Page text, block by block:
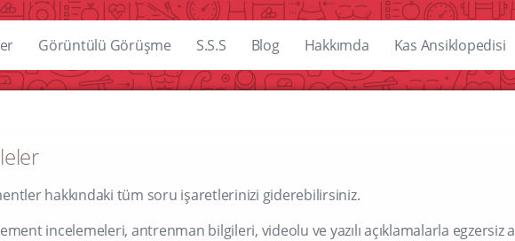
Görüntülü Görüşme S.S.S Blog Hakkımda Kas Ansiklopedisi
hakkındaki tüm soru işaretlerinizi giderebilirsiniz.
incelemeleri, antrenman bilgileri, videolu ve yazılı açıklamalarla egzersiz